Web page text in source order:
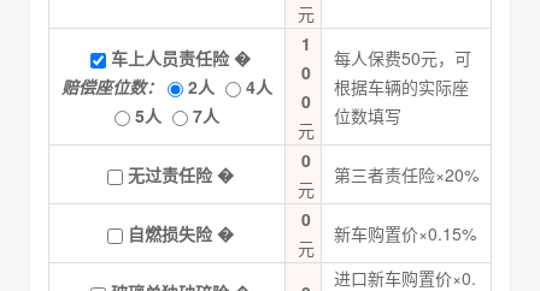
元
车上人员责任险 �
赔偿座位数：
2人
4人
5人
7人
1
0
0
元
每人保费50元，可
根据车辆的实际座
位数填写
无过责任险 �
0
元
第三者责任险×20%
自燃损失险 �
0
元
新车购置价×0.15%
进口新车购置价×0.